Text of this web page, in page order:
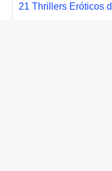
21 Thrillers Eróticos